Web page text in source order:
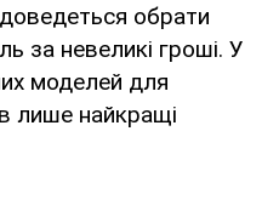
обрати
за невеликі гроші. У
моделей для
лише найкращі